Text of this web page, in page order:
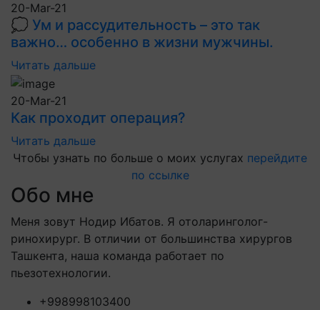
20-Mar-21
💭 Ум и рассудительность – это так
важно… особенно в жизни мужчины.
Читать дальше
20-Mar-21
Как проходит операция?
Читать дальше
Чтобы узнать по больше о моих услугах перейдите
по ссылке
Обо мне
Меня зовут Нодир Ибатов. Я отоларинголог-
ринохирург. В отличии от большинства хирургов
Ташкента, наша команда работает по
пьезотехнологии.
+998998103400